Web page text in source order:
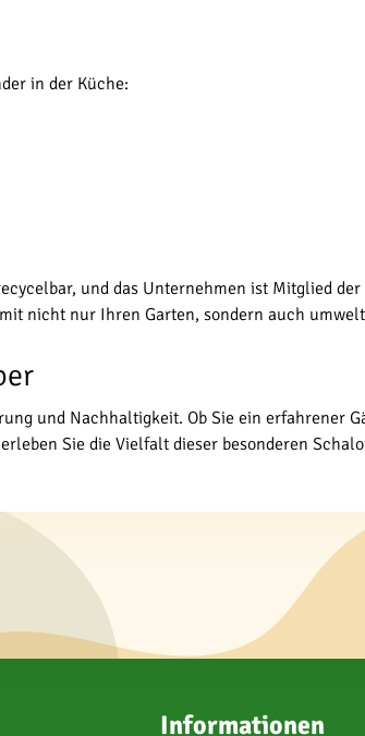
in der Küche:
und das Unternehmen ist Mitglied
nicht nur Ihren Garten, sondern auch
und Nachhaltigkeit. Ob Sie ein erfahrener
Sie die Vielfalt dieser besonderen
Informationen